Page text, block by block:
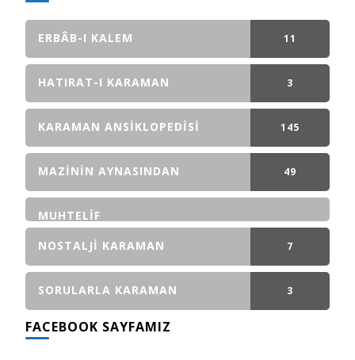
ERBÂB-I KALEM 11
GÖNDERI(LER)
HATIRAT-I KARAMAN 3
GÖNDERI(LER)
KARAMAN ANSIKLOPEDISI 145
GÖNDERI(LER)
MAZININ AYNASINDAN 49
MUHTELIF
NOSTALJI KARAMAN
7
GÖNDERI(LER)
SORULARLA KARAMAN 3
FACEBOOK SAYFAMIZ